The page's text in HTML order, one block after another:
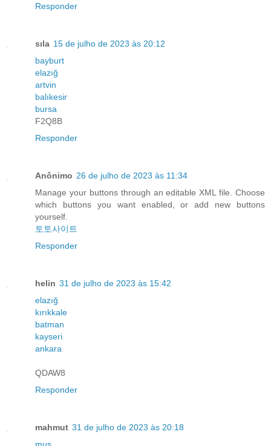
Responder
sıla 15 de julho de 2023 às 20:12
bayburt
elazığ
artvin
balıkesir
bursa
F2Q8B
Responder
Anônimo 26 de julho de 2023 às 11:34
Manage your buttons through an editable XML file. Choose
which buttons you want enabled, or add new buttons
yourself.
토토사이트
Responder
helin 31 de julho de 2023 às 15:42
elazığ
kırıkkale
batman
kayseri
ankara
QDAW8
Responder
mahmut 31 de julho de 2023 às 20:18
muş